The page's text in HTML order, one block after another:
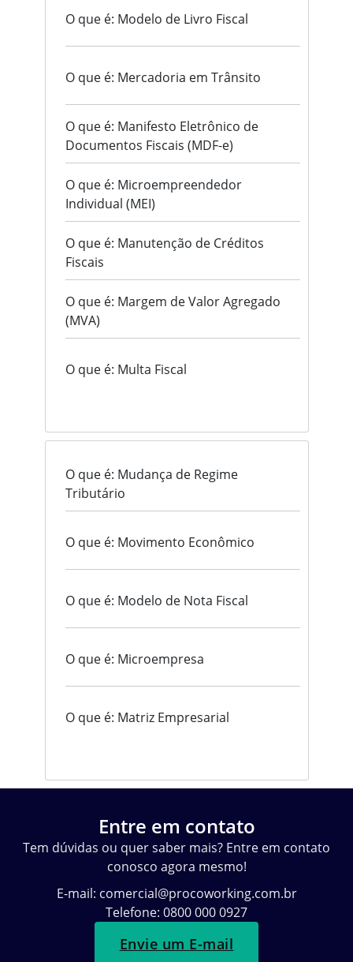
O que é: Modelo de Livro Fiscal
O que é: Mercadoria em Trânsito
O que é: Manifesto Eletrônico de
Documentos Fiscais (MDF-e)
O que é: Microempreendedor
Individual (MEI)
O que é: Manutenção de Créditos
Fiscais
O que é: Margem de Valor Agregado
(MVA)
O que é: Multa Fiscal
O que é: Mudança de Regime
Tributário
O que é: Movimento Econômico
O que é: Modelo de Nota Fiscal
O que é: Microempresa
O que é: Matriz Empresarial
Entre em contato
Tem dúvidas ou quer saber mais? Entre em contato
conosco agora mesmo!
E-mail: comercial@procoworking.com.br
Telefone: 0800 000 0927
Envie um E-mail